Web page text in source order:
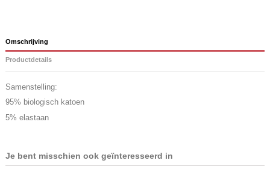
Omschrijving
Productdetails
Samenstelling:
95% biologisch katoen
5% elastaan
Je bent misschien ook geïnteresseerd in